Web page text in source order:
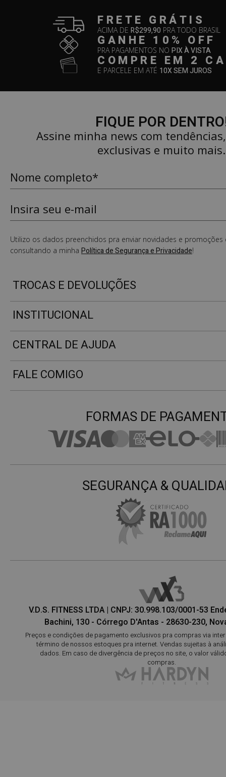
FRETE GRÁTIS
ACIMA DER$299,90 PRA TODO BRASIL
GANHE 10% OFF
PRA PAGAMENTOS NOPIX À VISTA
COMPRE EM 2
E PARCELE EM ATÉ 10X SEM JUROS
FIQUE POR
Assine minha news com
exclusivas e muito mais.
Utilizo os dados preenchidos pra enviar novidades e promoções
consultando a minha Política de Segurança e Privacidade!
TROCAS E DEVOLUÇÕES
INSTITUCIONAL
CENTRAL DE AJUDA
FALE COMIGO
SEGURANÇA &
FORMAS DE
V.D.S. FITNESS LTDA | CNPJ: 30.998.103/0001-53
Bachini, 130 - Córrego D'Antas - 28630-230,
Preços e condições de pagamento exclusivos pra compras via
término de nossos estoques pra internet. Vendas sujeitas à
dados. Em caso de divergência de preços no site, o valor
compras.